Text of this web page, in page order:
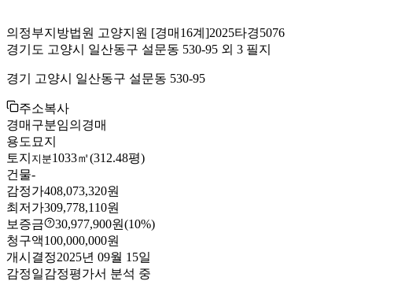
의정부지방법원 고양지원 [경매16계]2025타경5076
경기도 고양시 일산동구 설문동 530-95 외 3 필지
경기 고양시 일산동구 설문동 530-95
주소복사
경매구분임의경매
용도 묘지
토지 지분1033㎡(312.48평)
건물-
감정가408,073,320원
최저가309,778,110원
보증금
30,977,900원(10%)
청구액100,000,000원
개시결정2025년 09월 15일
감정일감정평가서 분석 중